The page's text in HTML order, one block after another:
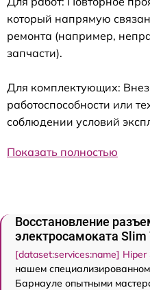
который напрямую
ремонта (например,
запчасти).
Для комплектующих:
работоспособности или
соблюдении условий
Показать полностью
Восстановление
электросамоката Slim
[dataset:services:name] Hiper
нашем
Барнауле опытными